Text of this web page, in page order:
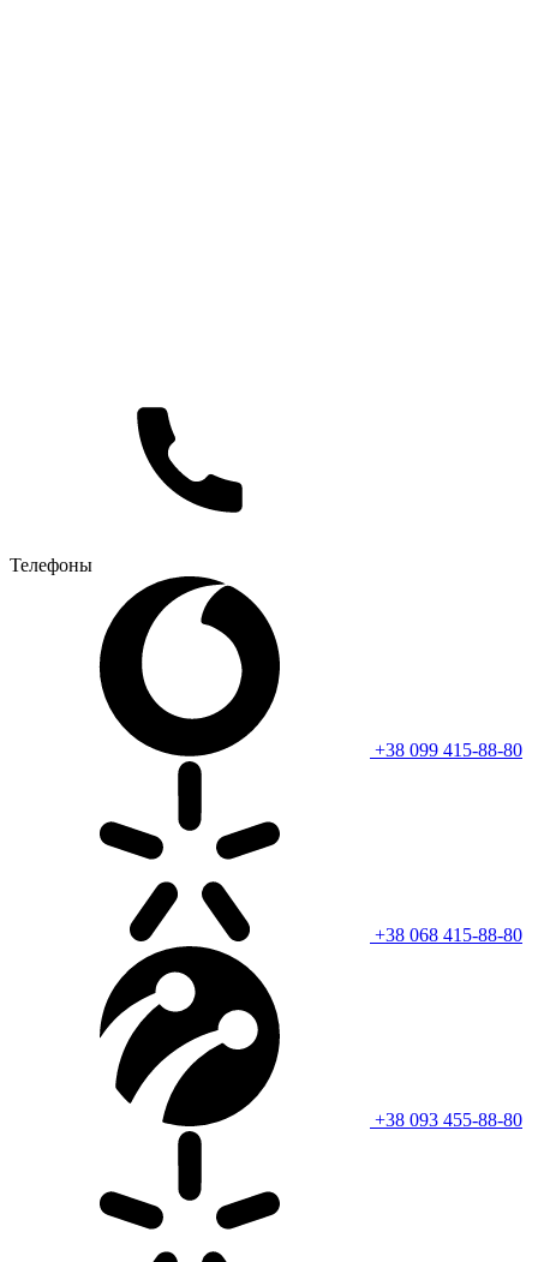
Телефоны
+38 099 415-88-80
+38 068 415-88-80
+38 093 455-88-80